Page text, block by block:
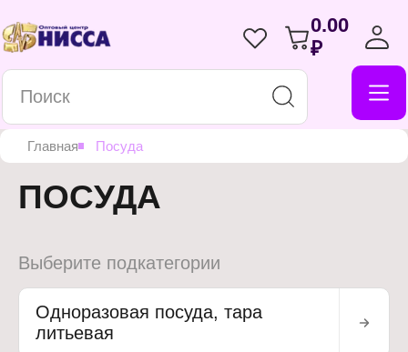
0.00
₽
Главная Посуда
ПОСУДА
Выберите подкатегории
Одноразовая посуда, тара
литьевая